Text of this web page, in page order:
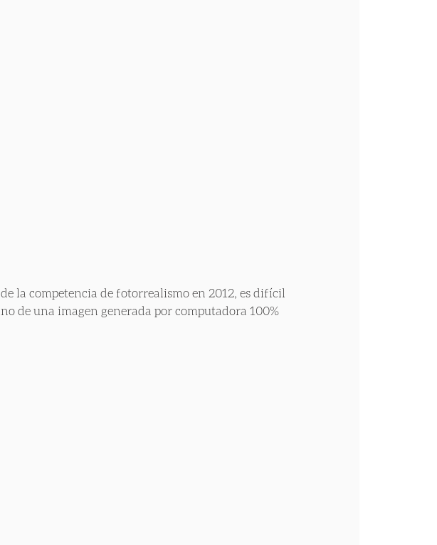
la competencia de fotorrealismo en 2012, es difícil
de una imagen generada por computadora 100%